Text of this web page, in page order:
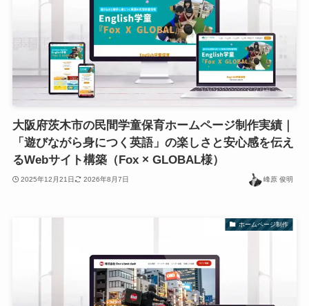
大阪府茨木市の民間学童保育ホームページ制作実績｜
「遊びながら身につく英語」の楽しさと安心感を伝え
るWebサイト構築（Fox × GLOBAL様）
2025年12月21日 2026年8月7日 峰原 俊明
ホームページ制作